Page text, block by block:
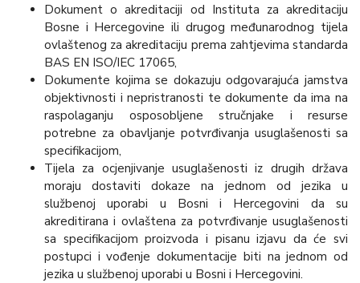
Dokument o akreditaciji od Instituta za akreditaciju
Bosne i Hercegovine ili drugog međunarodnog tijela
ovlaštenog za akreditaciju prema zahtjevima standarda
BAS EN ISO/IEC 17065,
Dokumente kojima se dokazuju odgovarajuća jamstva
objektivnosti i nepristranosti te dokumente da ima na
raspolaganju osposobljene stručnjake i resurse
potrebne za obavljanje potvrđivanja usuglašenosti sa
specifikacijom,
Tijela za ocjenjivanje usuglašenosti iz drugih država
moraju dostaviti dokaze na jednom od jezika u
službenoj uporabi u Bosni i Hercegovini da su
akreditirana i ovlaštena za potvrđivanje usuglašenosti
sa specifikacijom proizvoda i pisanu izjavu da će svi
postupci i vođenje dokumentacije biti na jednom od
jezika u službenoj uporabi u Bosni i Hercegovini.